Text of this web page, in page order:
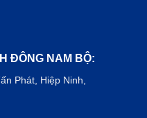
ĐÔNG NAM BỘ:
Phát, Hiệp Ninh,